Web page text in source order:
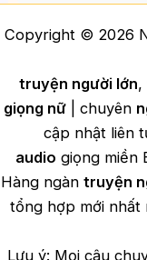
Copyright © 2026
truyện người lớn,
giọng nữ | chuyên
cập nhật liên
audio giọng miền
Hàng ngàn truyện
tổng hợp mới nhất
Lưu ý: Mọi câu